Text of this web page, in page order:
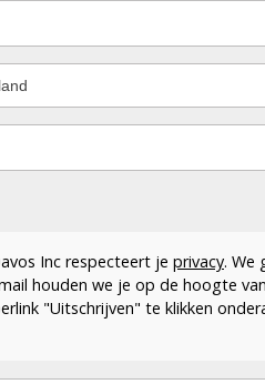
Inc respecteert je privacy. We
houden we je op de hoogte
"Uitschrijven" te klikken